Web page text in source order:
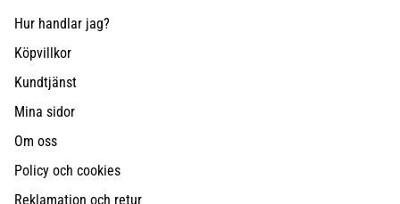
Hur handlar jag?
Köpvillkor
Kundtjänst
Mina sidor
Om oss
Policy och cookies
Reklamation och retur